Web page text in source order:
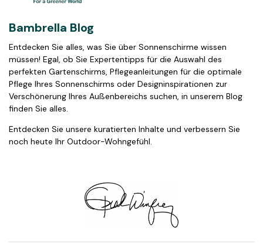
Bambrella Blog
Entdecken Sie alles, was Sie über Sonnenschirme wissen
müssen! Egal, ob Sie Expertentipps für die Auswahl des
perfekten Gartenschirms, Pflegeanleitungen für die optimale
Pflege Ihres Sonnenschirms oder Designinspirationen zur
Verschönerung Ihres Außenbereichs suchen, in unserem Blog
finden Sie alles.
Entdecken Sie unsere kuratierten Inhalte und verbessern Sie
noch heute Ihr Outdoor-Wohngefühl.